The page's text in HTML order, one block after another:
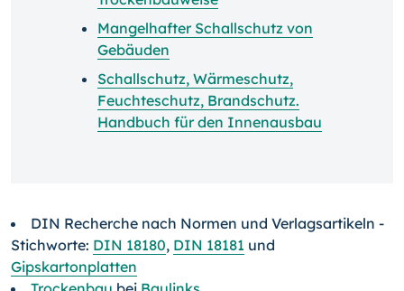
Mangelhafter Schallschutz von
Gebäuden
Schallschutz, Wärmeschutz,
Feuchteschutz, Brandschutz.
Handbuch für den Innenausbau
DIN Recherche nach Normen und Verlagsartikeln -
Stichworte: DIN 18180, DIN 18181 und
Gipskartonplatten